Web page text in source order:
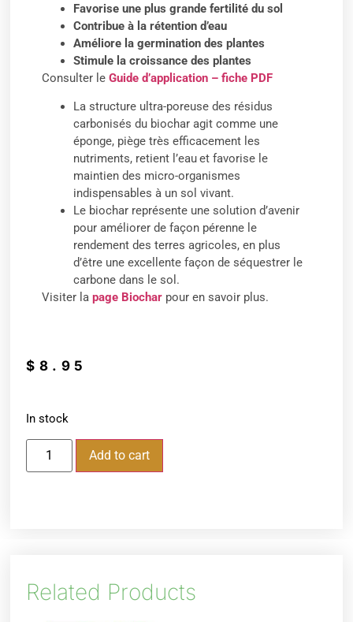
Favorise une plus grande fertilité du sol
Contribue à la rétention d’eau
Améliore la germination des plantes
Stimule la croissance des plantes
Consulter leGuide d’application – fiche PDF
La structure ultra-poreuse des résidus
carbonisés du biochar agit comme une
éponge, piège très efficacement les
nutriments, retient l’eau et favorise le
maintien des micro-organismes
indispensables à un sol vivant.
Le biochar représente une solution d’avenir
pour améliorer de façon pérenne le
rendement des terres agricoles, en plus
d’être une excellente façon de séquestrer le
carbone dans le sol.
Visiter lapage Biochar pour en savoir plus.
$ 8.95
In stock
Add to cart
Related Products